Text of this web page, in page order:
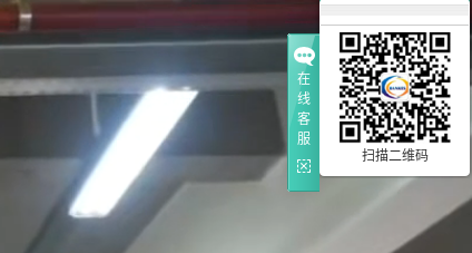
签约流程
售后服务
答疑解惑
安装指导
在
线
客
服
扫描二维码